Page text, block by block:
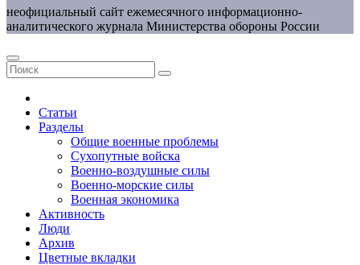
неофициальный сайт ежемесячного информационно-
аналитического журнала Министерства обороны России
Статьи
Разделы
Общие военные проблемы
Сухопутные войска
Военно-воздушные силы
Военно-морские силы
Военная экономика
Активность
Люди
Архив
Цветные вкладки